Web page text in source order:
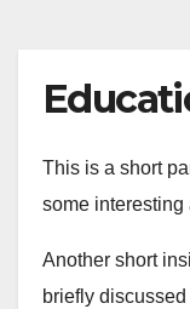
This is a short
some interesting
Another short
briefly discussed